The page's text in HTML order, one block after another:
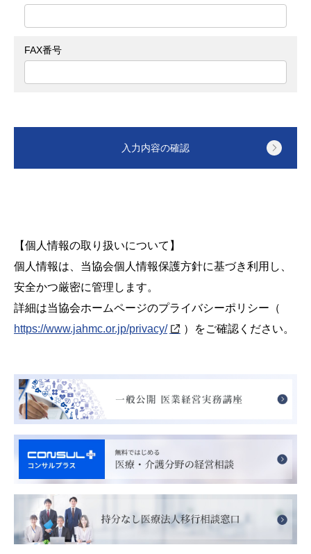
FAX番号
【個人情報の取り扱いについて】
個人情報は、当協会個人情報保護方針に基づき利用し、
安全かつ厳密に管理します。
詳細は当協会ホームページのプライバシーポリシー（
https://www.jahmc.or.jp/privacy/
）をご確認ください。